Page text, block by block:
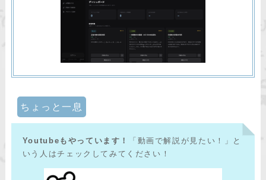
ちょっと一息
Youtubeもやっています！
「動画で解説が見たい！」と
いう人はチェックしてみてください！